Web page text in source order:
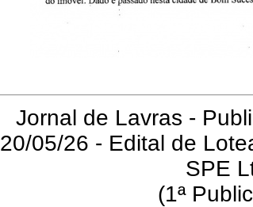
Jornal de Lavras -
20/05/26 - Edital de
SPE
(1ª